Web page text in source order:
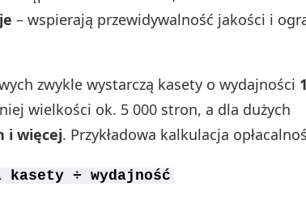
– wspierają przewidywalność jakości i
zwykle wystarczą kasety o wydajności
wielkości ok. 5 000 stron, a dla dużych
i więcej. Przykładowa kalkulacja
÷ wydajność